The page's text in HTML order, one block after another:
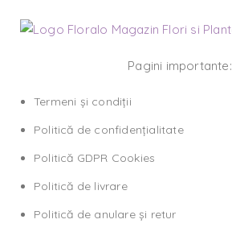
Pagini importante:
Termeni și condiții
Politică de confidențialitate
Politică GDPR Cookies
Politică de livrare
Politică de anulare și retur